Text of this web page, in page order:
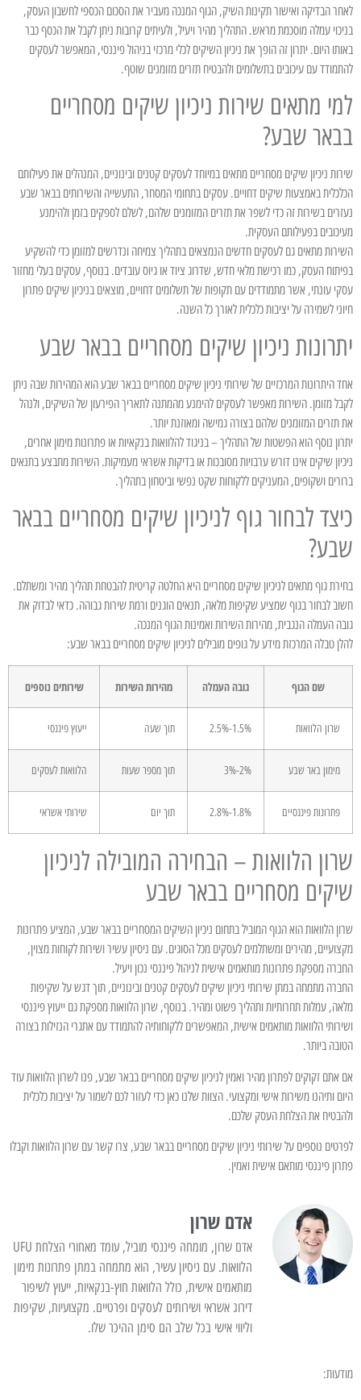
לאחר הבדיקה ואישור תקינות השיק, הגוף המנכה מעביר את הסכום הכספי לחשבון העסק,
בניכוי עמלה מוסכמת מראש. התהליך מהיר ויעיל, ולעיתים קרובות ניתן לקבל את הכסף כבר
באותו היום. יתרון זה הופך את ניכיון השיקים לכלי מרכזי בניהול פיננסי, המאפשר לעסקים
להתמודד עם עיכובים בתשלומים ולהבטיח תזרים מזומנים שוטף.
למי מתאים שירות ניכיון שיקים מסחריים
בבאר שבע?
שירות ניכיון שיקים מסחריים מתאים במיוחד לעסקים קטנים ובינוניים, המנהלים את פעילותם
הכלכלית באמצעות שיקים דחויים. עסקים בתחומי המסחר, התעשייה והשירותים בבאר שבע
נעזרים בשירות זה כדי לשפר את תזרים המזומנים שלהם, לשלם לספקים בזמן ולהימנע
מעיכובים בפעילותם העסקית.
השירות מתאים גם לעסקים חדשים הנמצאים בתהליך צמיחה ונדרשים למזומן כדי להשקיע
בפיתוח העסק, כמו רכישת מלאי חדש, שדרוג ציוד או גיוס עובדים. בנוסף, עסקים בעלי מחזור
עסקי עונתי, אשר מתמודדים עם תקופות של תשלומים דחויים, מוצאים בניכיון שיקים פתרון
חיוני לשמירה על יציבות כלכלית לאורך כל השנה.
יתרונות ניכיון שיקים מסחריים בבאר שבע
אחד היתרונות המרכזיים של שירותי ניכיון שיקים מסחריים בבאר שבע הוא המהירות שבה ניתן
לקבל מזומן. השירות מאפשר לעסקים להימנע מהמתנה לתאריך הפירעון של השיקים, ולנהל
את תזרים המזומנים שלהם בצורה גמישה ומאוזנת יותר.
יתרון נוסף הוא הפשטות של התהליך – בניגוד להלוואות בנקאיות או פתרונות מימון אחרים,
ניכיון שיקים אינו דורש ערבויות מסובכות או בדיקות אשראי מעמיקות. השירות מתבצע בתנאים
ברורים ושקופים, המעניקים ללקוחות שקט נפשי וביטחון בתהליך.
כיצד לבחור גוף לניכיון שיקים מסחריים בבאר
שבע?
בחירת גוף מתאים לניכיון שיקים מסחריים היא החלטה קריטית להבטחת תהליך מהיר ומשתלם.
חשוב לבחור בגוף שמציע שקיפות מלאה, תנאים הוגנים ורמת שירות גבוהה. כדאי לבדוק את
גובה העמלה הנגבית, מהירות השירות ואמינות הגוף המנכה.
להלן טבלה המרכזת מידע על גופים מובילים לניכיון שיקים מסחריים בבאר שבע:
שם הגוף גובה העמלה מהירות השירות שירותים נוספים
שרון הלוואות 1.5%-2.5% תוך שעה ייעוץ פיננסי
מימון באר שבע 2%-3% תוך מספר שעות הלוואות לעסקים
פתרונות פיננסיים 1.8%-2.8% תוך יום שירותי אשראי
שרון הלוואות – הבחירה המובילה לניכיון
שיקים מסחריים בבאר שבע
שרון הלוואות הוא הגוף המוביל בתחום ניכיון השיקים המסחריים בבאר שבע, המציע פתרונות
מקצועיים, מהירים ומשתלמים לעסקים מכל הסוגים. עם ניסיון עשיר ושירות לקוחות מצוין,
החברה מספקת פתרונות מותאמים אישית לניהול פיננסי נכון ויעיל.
החברה מתמחה במתן שירותי ניכיון שיקים לעסקים קטנים ובינוניים, תוך דגש על שקיפות
מלאה, עמלות תחרותיות ותהליך פשוט ומהיר. בנוסף, שרון הלוואות מספקת גם ייעוץ פיננסי
ושירותי הלוואות מותאמים אישית, המאפשרים ללקוחותיה להתמודד עם אתגרי הנזילות בצורה
הטובה ביותר.
אם אתם זקוקים לפתרון מהיר ואמין לניכיון שיקים מסחריים בבאר שבע, פנו לשרון הלוואות עוד
היום ותיהנו משירות אישי ומקצועי. הצוות שלנו כאן כדי לעזור לכם לשמור על יציבות כלכלית
ולהבטיח את הצלחת העסק שלכם.
לפרטים נוספים על שירותי ניכיון שיקים מסחריים בבאר שבע, צרו קשר עם שרון הלוואות וקבלו
פתרון פיננסי מותאם אישית ואמין.
אדם שרון
אדם שרון, מומחה פיננסי מוביל, עומד מאחורי הצלחת UFU
הלוואות. עם ניסיון עשיר, הוא מתמחה במתן פתרונות מימון
מותאמים אישית, כולל הלוואות חוץ-בנקאיות, ייעוץ לשיפור
דירוג אשראי ושירותים לעסקים ופרטיים. מקצועיות, שקיפות
וליווי אישי בכל שלב הם סימן ההיכר שלו.
מודעות: